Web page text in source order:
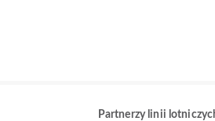
Partnerzy linii